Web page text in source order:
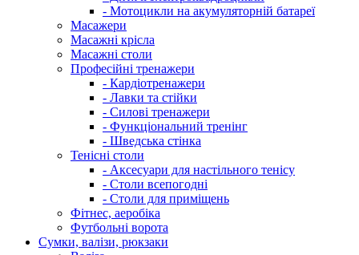
- Мотоцикли на акумуляторній батареї
Масажери
Масажні крісла
Масажні столи
Професійні тренажери
- Кардіотренажери
- Лавки та стійки
- Силові тренажери
- Функціональний тренінг
- Шведська стінка
Тенісні столи
- Аксесуари для настільного тенісу
- Столи всепогодні
- Столи для приміщень
Фітнес, аеробіка
Футбольні ворота
Сумки, валізи, рюкзаки